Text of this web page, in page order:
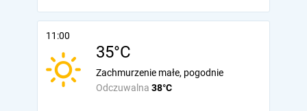
11:00
35°C
Odczuwalna 38°C
Zachmurzenie małe, pogodnie